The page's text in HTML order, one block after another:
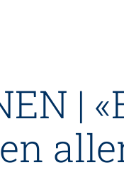
finden
|